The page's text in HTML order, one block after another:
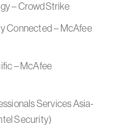
– CrowdStrike
Connected – McAfee
– McAfee
Services Asia-
Security)